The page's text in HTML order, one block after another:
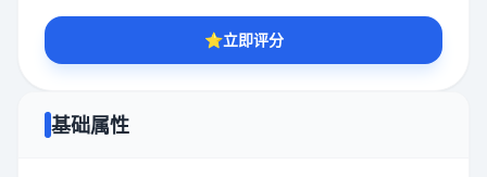
⭐立即评分
基础属性
★★★★★★★★★★